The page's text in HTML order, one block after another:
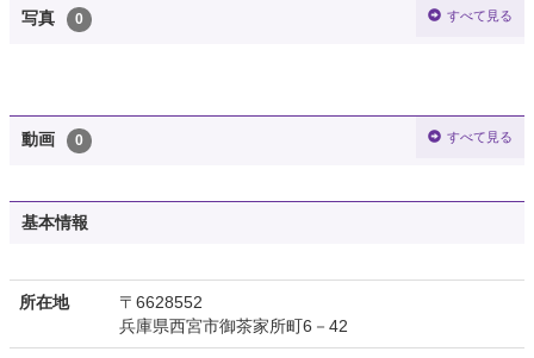
写真 0 すべて見る
動画 0 すべて見る
基本情報
所在地
〒6628552
兵庫県西宮市御茶家所町6－42